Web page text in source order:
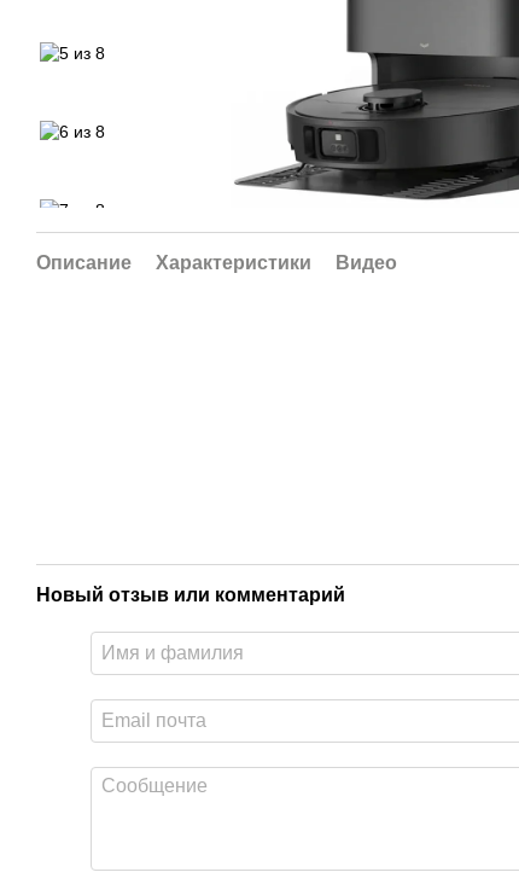
Описание Характеристики Видео
Новый отзыв или комментарий